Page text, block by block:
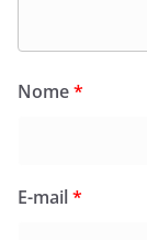
Nome*
E-mail*